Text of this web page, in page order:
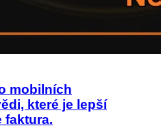
mobilních
které je lepší
faktura.